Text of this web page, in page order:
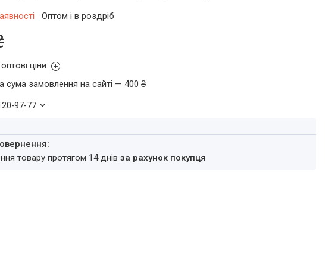
Оптом і в роздріб
ціни
сума замовлення на сайті — 400 ₴
97-77
товару протягом 14 днівза рахунок покупця